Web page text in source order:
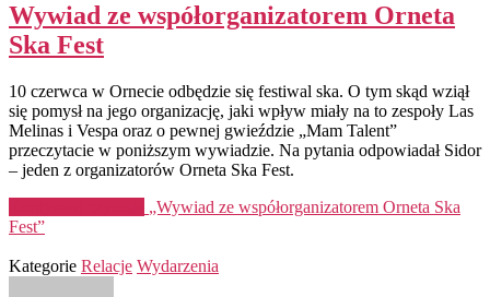
Wywiad ze współorganizatorem Orneta
Ska Fest
10 czerwca w Ornecie odbędzie się festiwal ska. O tym skąd wziął
się pomysł na jego organizację, jaki wpływ miały na to zespoły Las
Melinas i Vespa oraz o pewnej gwieździe „Mam Talent”
przeczytacie w poniższym wywiadzie. Na pytania odpowiadał Sidor
– jeden z organizatorów Orneta Ska Fest.
„Wywiad ze współorganizatorem Orneta Ska
Fest”
Kategorie Relacje Wydarzenia